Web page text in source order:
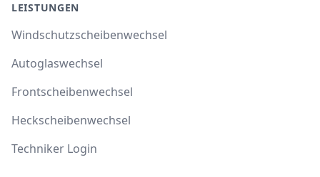
LEISTUNGEN
Windschutzscheibenwechsel
Autoglaswechsel
Frontscheibenwechsel
Heckscheibenwechsel
Techniker Login